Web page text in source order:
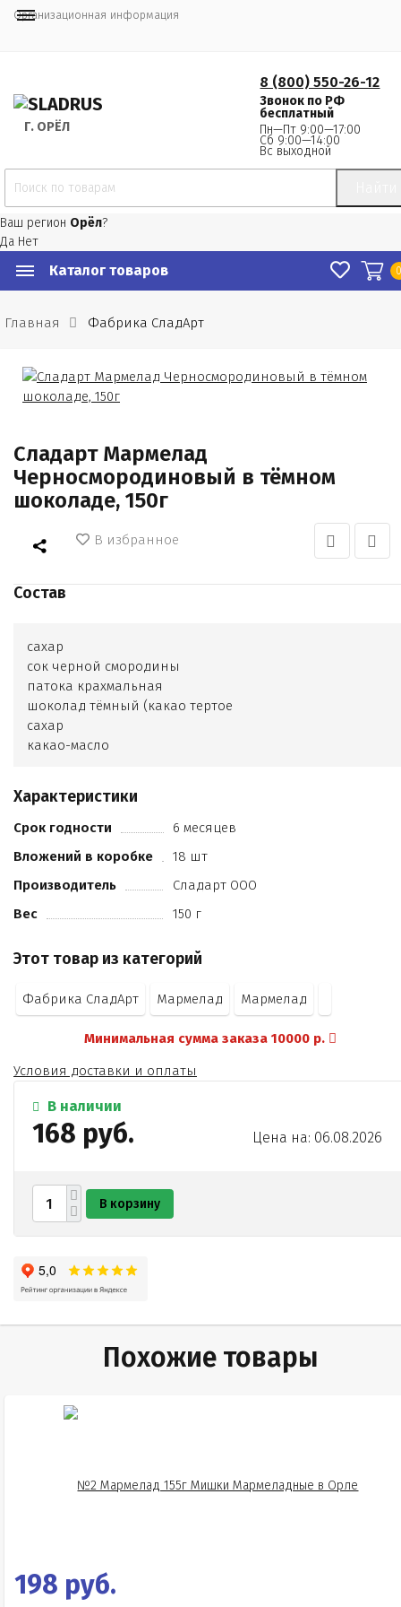
Организационная информация
Г. ОРЁЛ
8 (800) 550-26-12
Звонок по РФ
бесплатный
Пн—Пт 9:00—17:00
Сб 9:00—14:00
Вс выходной
Ваш регион Орёл?
Да Нет
Каталог товаров
Главная Фабрика СладАрт
Сладарт Мармелад
Черносмородиновый в тёмном
шоколаде, 150г
В избранное
Состав
сахар
сок черной смородины
патока крахмальная
шоколад тёмный (какао тертое
сахар
какао-масло
загуститель пектин
лимонная кислота
Характеристики
Срок годности
6 месяцев
Вложений в коробке
18 шт
Производитель
Сладарт ООО
Вес
150 г
Этот товар из категорий
Фабрика СладАрт Мармелад Мармелад
Минимальная сумма заказа 10000 р.
Условия доставки и оплаты
В наличии
168 руб. Цена на: 06.08.2026
В корзину
Похожие товары
198 руб.